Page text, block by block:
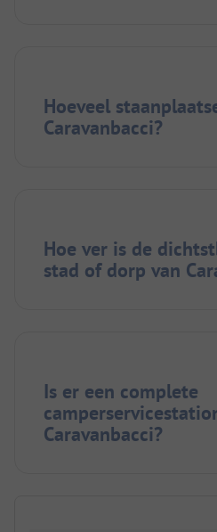
Hoeveel
Caravanbacci?
Hoe ver is de
stad of dorp van
Is er een complete
Caravanbacci?